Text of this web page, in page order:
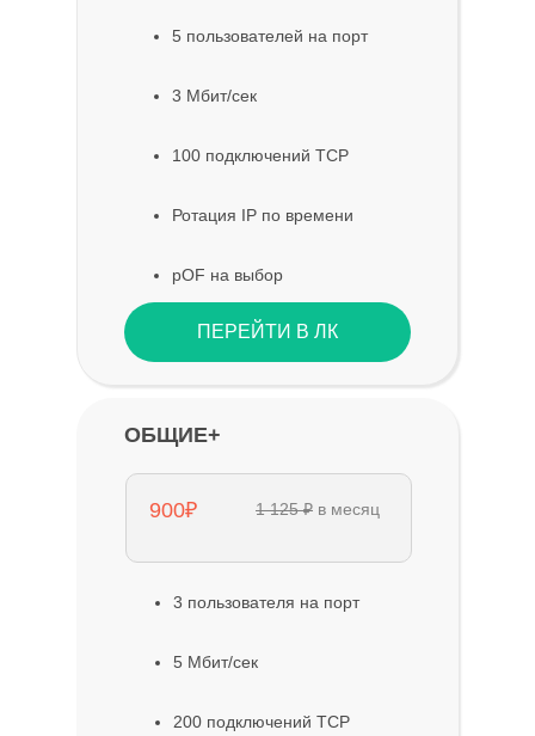
ОБЩИЕ+
5 пользователей на порт
3 Мбит/сек
100 подключений TCP
Ротация IP по времени
pOF на выбор
ПЕРЕЙТИ В ЛК
3 пользователя на порт
5 Мбит/сек
200 подключений TCP
900₽ 1 125 ₽ в месяц